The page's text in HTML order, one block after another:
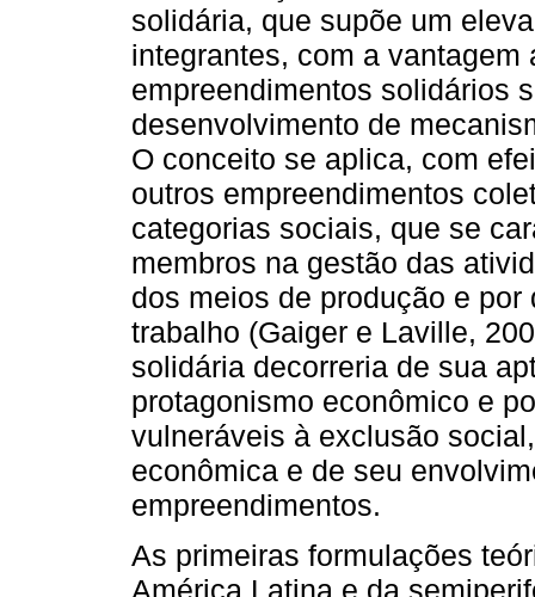
solidária, que supõe um
integrantes, com a vantagem
empreendimentos solidários
desenvolvimento de
O conceito se aplica, com
outros empreendimentos
categorias sociais, que se
membros na gestão das
dos meios de produção e
trabalho (Gaiger e Laville,
solidária decorreria de sua
protagonismo econômico e
vulneráveis à exclusão
econômica e de seu
empreendimentos.
As primeiras formulações
América Latina e da